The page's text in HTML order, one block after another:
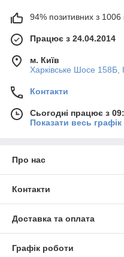
94% позитивних з 1006
Працює з 24.04.2014
м. Київ
Харківське Шосе 158Б,
Контакти
Сьогодні працює з
Показати весь
Про нас
Контакти
Доставка та оплата
Графік роботи